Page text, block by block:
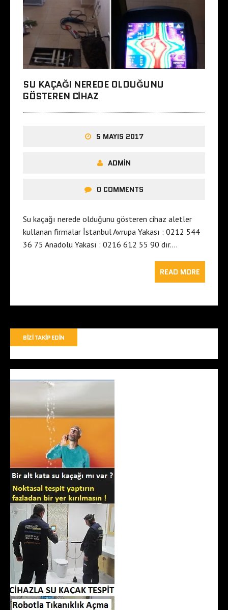
SU KAÇAĞI NEREDE OLDUĞUNU
GÖSTEREN CIHAZ
5 MAYIS 2017
ADMIN
0 COMMENTS
Su kaçağı nerede olduğunu gösteren cihaz aletler
kullanan firmalar İstanbul Avrupa Yakası : 0212 544
36 75 Anadolu Yakası : 0216 612 55 90 dır….
READ MORE
BIZI TAKIP EDIN